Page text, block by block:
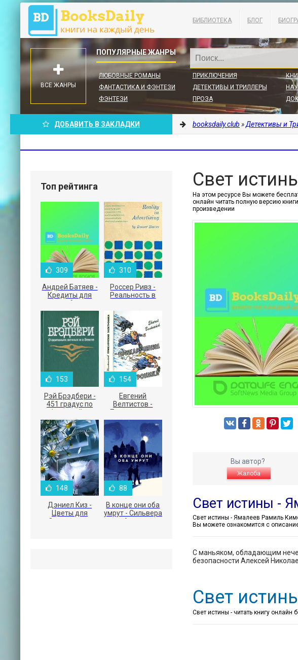
БИБЛИОТЕКА БЛОГ
ЛЮБОВНЫЕ РОМАНЫ
ФАНТАСТИКА И ФЭНТЕЗИ
ФЭНТЕЗИ
ПРИКЛЮЧЕНИЯ
ДЕТЕКТИВЫ И ТРИЛЛЕРЫ
ПРОЗА
ВСЕ ЖАНРЫ
ДОБАВИТЬ В ЗАКЛАДКИ booksdaily.club »Детективы и
Свет
На этом ресурсе Вы можете
онлайн читать полную версию
произведении
Вы автор?
Жалоба
Свет истины -
Вы можете ознакомится с
С маньяком, обладающим
безопасности Алексей
Свет
Свет истины - читать книгу онлайн
Топ рейтинга
309
Андрей Батяев -
Кредиты для
малого бизнеса
310
Россер Ривз -
Реальность в
153
Рэй Брэдбери -
451 градус по
Фаренгейту
154
Евгений
Велтистов -
Приключения
Электроника
148
Дэниел Киз -
Цветы для
Элджернона
88
В конце они оба
умрут - Сильвера
Адам